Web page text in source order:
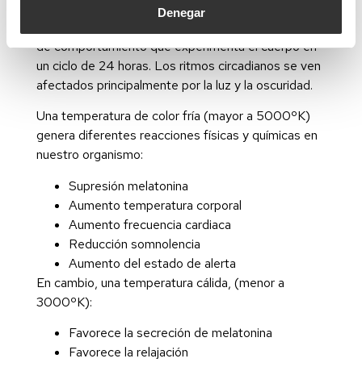
Denegar
de comportamiento que experimenta el cuerpo en
un ciclo de 24 horas. Los ritmos circadianos se ven
afectados principalmente por la luz y la oscuridad.
Una temperatura de color fría (mayor a 5000ºK)
genera diferentes reacciones físicas y químicas en
nuestro organismo:
Supresión melatonina
Aumento temperatura corporal
Aumento frecuencia cardiaca
Reducción somnolencia
Aumento del estado de alerta
En cambio, una temperatura cálida, (menor a
3000ºK):
Favorece la secreción de melatonina
Favorece la relajación